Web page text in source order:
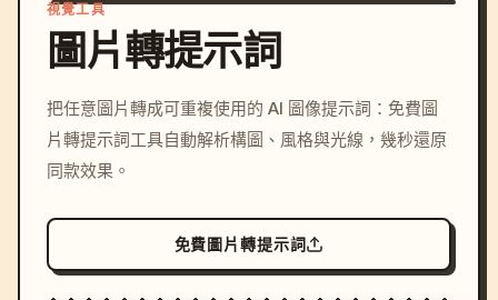
c, cyberpunk sunset, neon
colors, 8k --v 6.0
視覺工具
圖片轉提示詞
把任意圖片轉成可重複使用的 AI 圖像提示詞：免費圖
片轉提示詞工具自動解析構圖、風格與光線，幾秒還原
同款效果。
免費圖片轉提示詞